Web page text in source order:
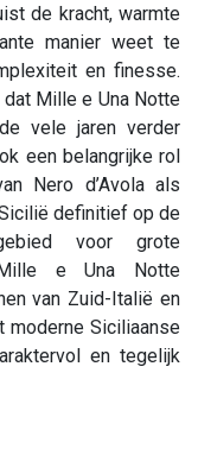
de kracht, warmte
manier weet te
en finesse.
dat Mille e Una Notte
vele jaren verder
een belangrijke rol
Nero d’Avola als
definitief op de
voor grote
Mille e Una Notte
van Zuid-Italië en
moderne Siciliaanse
en tegelijk